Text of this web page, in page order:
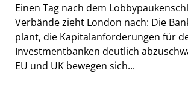
Einen Tag nach dem
Verbände zieht London nach: Die
plant, die Kapitalanforderungen für
Investmentbanken deutlich
EU und UK bewegen sich...